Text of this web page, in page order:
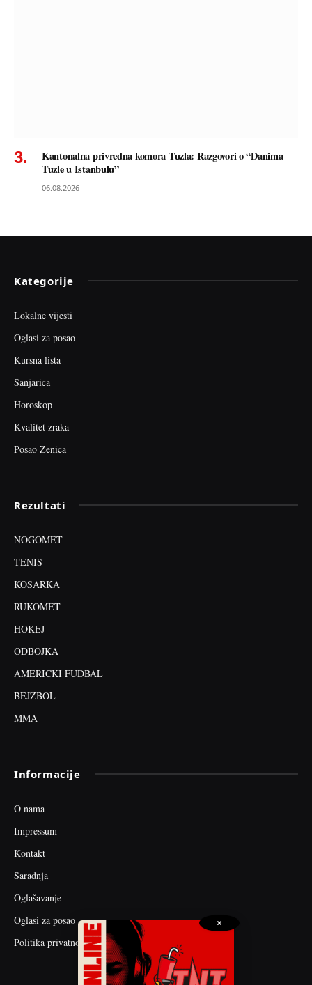
Kantonalna privredna komora Tuzla: Razgovori o “Danima
Tuzle u Istanbulu”
06.08.2026
Kategorije
Lokalne vijesti
Oglasi za posao
Kursna lista
Sanjarica
Horoskop
Kvalitet zraka
Posao Zenica
Rezultati
NOGOMET
TENIS
KOŠARKA
RUKOMET
HOKEJ
ODBOJKA
AMERIČKI FUDBAL
BEJZBOL
MMA
Informacije
O nama
Impressum
Kontakt
Saradnja
Oglašavanje
Oglasi za posao
Politika privatnosti
×